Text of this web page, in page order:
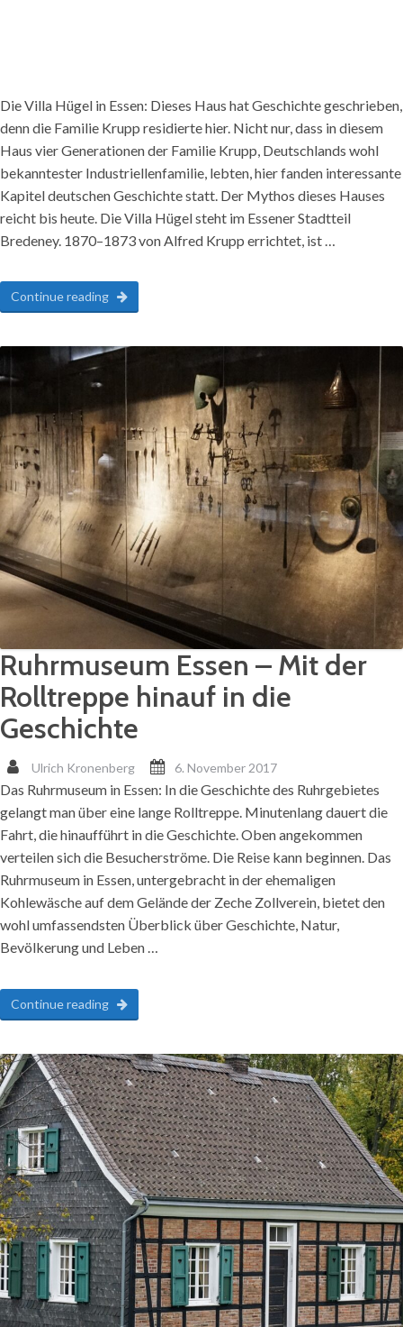
Die Villa Hügel in Essen: Dieses Haus hat Geschichte geschrieben,
denn die Familie Krupp residierte hier. Nicht nur, dass in diesem
Haus vier Generationen der Familie Krupp, Deutschlands wohl
bekanntester Industriellenfamilie, lebten, hier fanden interessante
Kapitel deutschen Geschichte statt. Der Mythos dieses Hauses
reicht bis heute. Die Villa Hügel steht im Essener Stadtteil
Bredeney. 1870–1873 von Alfred Krupp errichtet, ist …
Continue reading
Ruhrmuseum Essen – Mit der
Rolltreppe hinauf in die
Geschichte
Ulrich Kronenberg 6. November 2017
Das Ruhrmuseum in Essen: In die Geschichte des Ruhrgebietes
gelangt man über eine lange Rolltreppe. Minutenlang dauert die
Fahrt, die hinaufführt in die Geschichte. Oben angekommen
verteilen sich die Besucherströme. Die Reise kann beginnen. Das
Ruhrmuseum in Essen, untergebracht in der ehemaligen
Kohlewäsche auf dem Gelände der Zeche Zollverein, bietet den
wohl umfassendsten Überblick über Geschichte, Natur,
Bevölkerung und Leben …
Continue reading